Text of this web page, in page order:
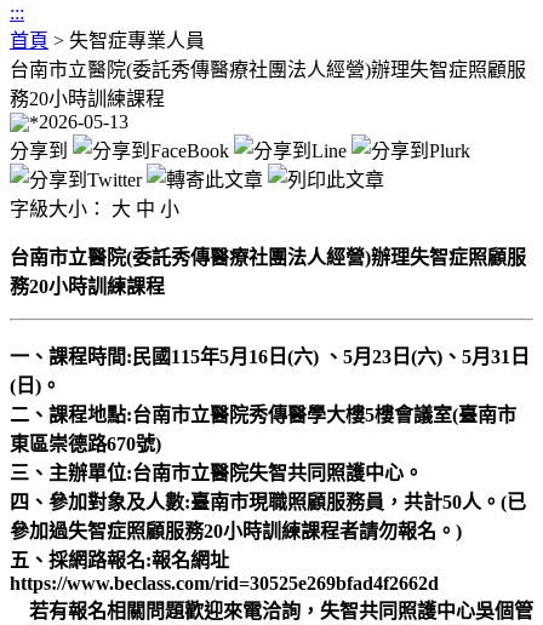
:::
首頁 > 失智症專業人員
台南市立醫院(委託秀傳醫療社團法人經營)辦理失智症照顧服
務20小時訓練課程
2026-05-13
分享到
字級大小： 大 中 小
台南市立醫院(委託秀傳醫療社團法人經營)辦理失智症照顧服
務20小時訓練課程
一、課程時間:民國115年5月16日(六) 、5月23日(六)、5月31日
(日)。
二、課程地點:台南市立醫院秀傳醫學大樓5樓會議室(臺南市
東區崇德路670號)
三、主辦單位:台南市立醫院失智共同照護中心。
四、參加對象及人數:臺南市現職照顧服務員，共計50人。(已
參加過失智症照顧服務20小時訓練課程者請勿報名。)
五、採網路報名:報名網址
https://www.beclass.com/rid=30525e269bfad4f2662d
若有報名相關問題歡迎來電洽詢，失智共同照護中心吳個管